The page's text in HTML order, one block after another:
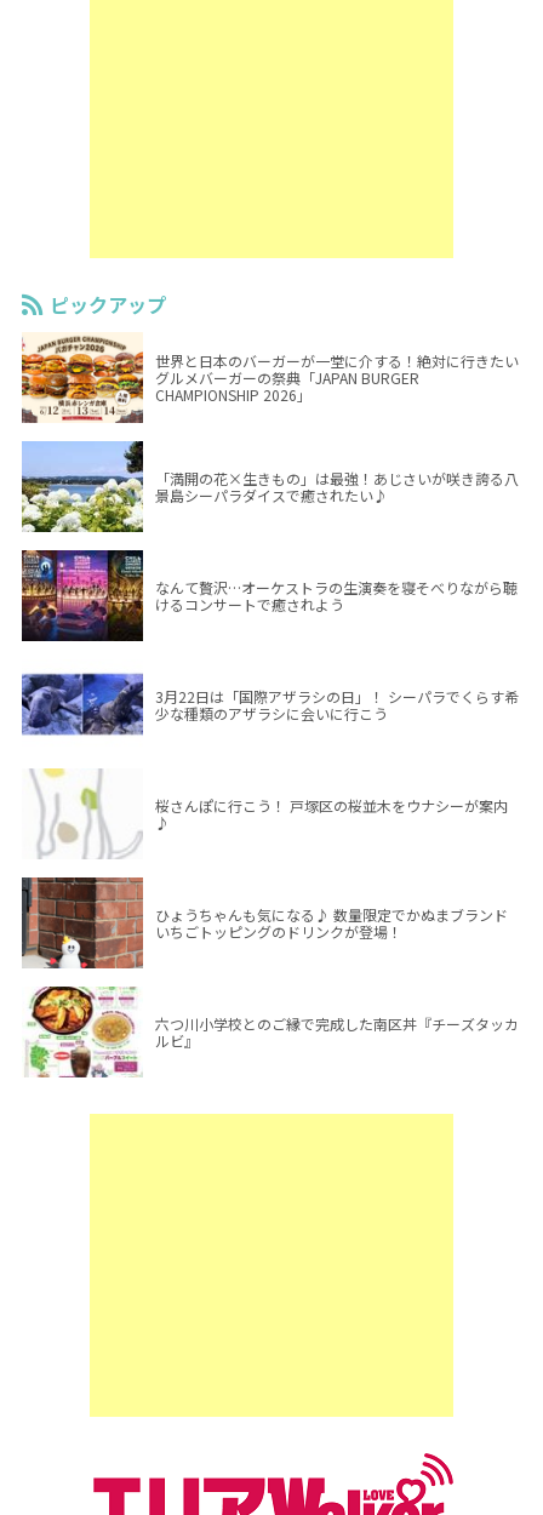
ピックアップ
世界と日本のバーガーが一堂に介する！絶対に行きたい
グルメバーガーの祭典「JAPAN BURGER
CHAMPIONSHIP 2026」
「満開の花×生きもの」は最強！あじさいが咲き誇る八
景島シーパラダイスで癒されたい♪
なんて贅沢…オーケストラの生演奏を寝そべりながら聴
けるコンサートで癒されよう
3月22日は「国際アザラシの日」！ シーパラでくらす希
少な種類のアザラシに会いに行こう
桜さんぽに行こう！ 戸塚区の桜並木をウナシーが案内
♪
ひょうちゃんも気になる♪ 数量限定でかぬまブランド
いちごトッピングのドリンクが登場！
六つ川小学校とのご縁で完成した南区丼『チーズタッカ
ルビ』